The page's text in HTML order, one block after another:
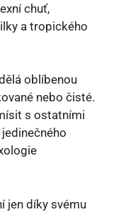
chuť,
a tropického
oblíbenou
nebo čisté.
s ostatními
jen díky svému